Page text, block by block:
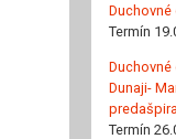
Termín
Duchovné
Dunaji-
Termín